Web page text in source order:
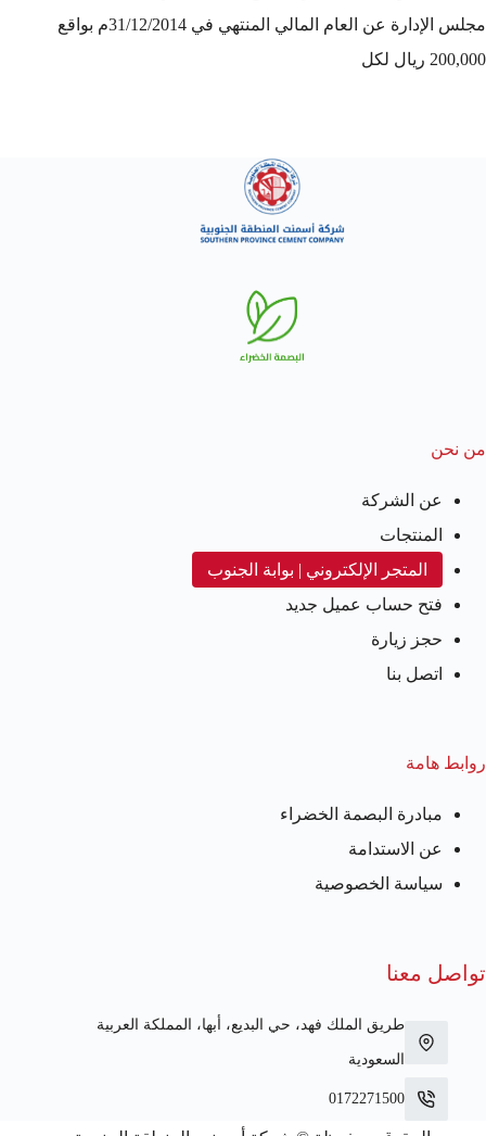
مجلس الإدارة عن العام المالي المنتهي في 31/12/2014م بواقع
200,000 ريال لكل
من نحن
عن الشركة
المنتجات
المتجر الإلكتروني | بوابة الجنوب
فتح حساب عميل جديد
حجز زيارة
اتصل بنا
روابط هامة
مبادرة البصمة الخضراء
عن الاستدامة
سياسة الخصوصية
تواصل معنا
طريق الملك فهد، حي البديع، أبها، المملكة العربية
السعودية
0172271500